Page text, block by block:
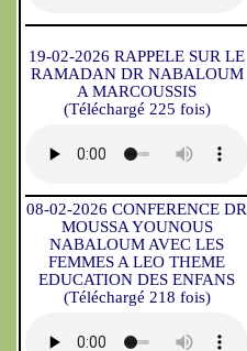
19-02-2026 RAPPELE SUR LE
RAMADAN DR NABALOUM
A MARCOUSSIS
(Téléchargé 225 fois)
08-02-2026 CONFERENCE DR
MOUSSA YOUNOUS
NABALOUM AVEC LES
FEMMES A LEO THEME
EDUCATION DES ENFANS
(Téléchargé 218 fois)